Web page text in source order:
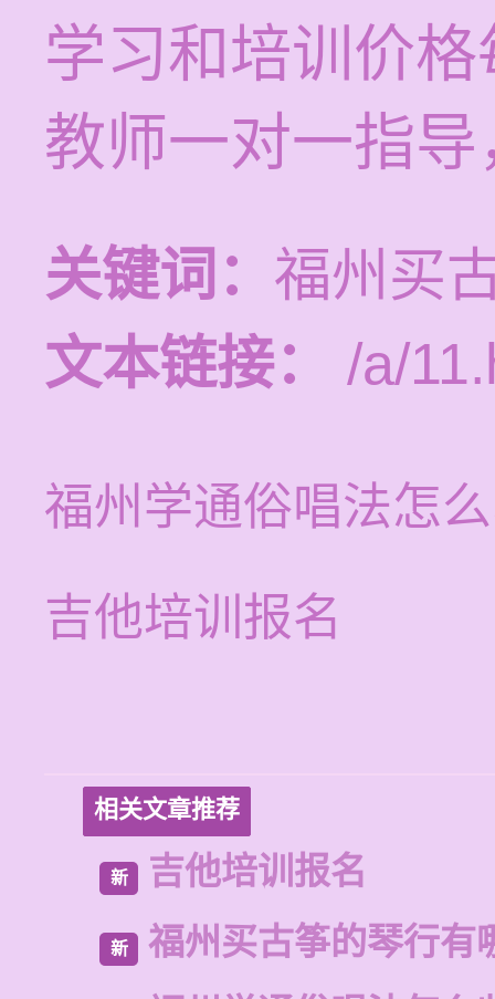
学习和培训价
教师一对一指
关键词： 福州买
文本链接：
/a/
福州学通俗唱法怎
吉他培训报名
相关文章推荐
新 吉他培训报名
新 福州买古筝的琴行有